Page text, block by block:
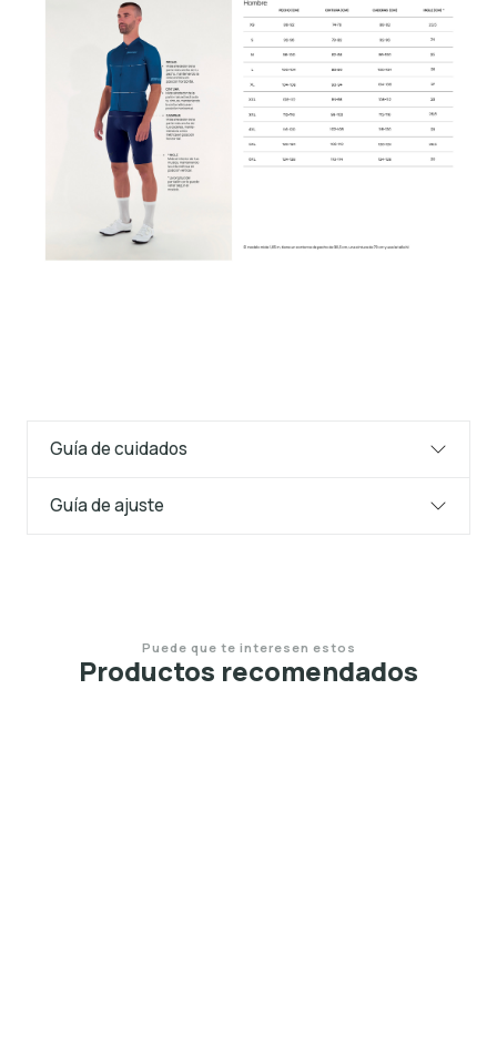
Guía de cuidados
Guía de ajuste
Puede que te interesen estos
Productos recomendados